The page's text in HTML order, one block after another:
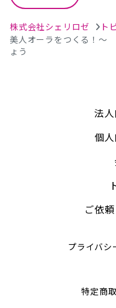
株式会社シェリロゼ
ト
美人オーラをつくる！～
ょう
法
個
ご依
プライバシ
特定商